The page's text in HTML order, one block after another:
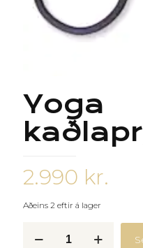
Yoga
2.990 kr.
Aðeins 2 eftir á lager
kaðlaprjónar